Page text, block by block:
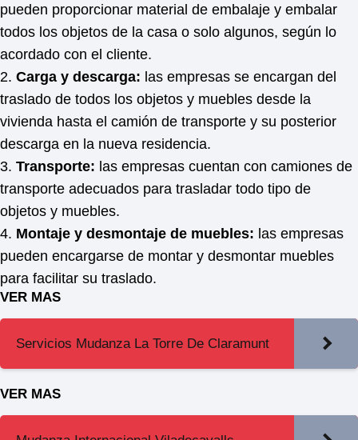
pueden proporcionar material de embalaje y embalar
todos los objetos de la casa o solo algunos, según lo
acordado con el cliente.
2. Carga y descarga: las empresas se encargan del
traslado de todos los objetos y muebles desde la
vivienda hasta el camión de transporte y su posterior
descarga en la nueva residencia.
3. Transporte: las empresas cuentan con camiones de
transporte adecuados para trasladar todo tipo de
objetos y muebles.
4. Montaje y desmontaje de muebles: las empresas
pueden encargarse de montar y desmontar muebles
para facilitar su traslado.
VER MAS
Servicios Mudanza La Torre De Claramunt
VER MAS